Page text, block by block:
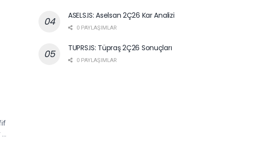
ASELS.IS: Aselsan 2Ç26 Kar Analizi
0 PAYLAŞIMLAR
TUPRS.IS: Tüpraş 2Ç26 Sonuçları
0 PAYLAŞIMLAR